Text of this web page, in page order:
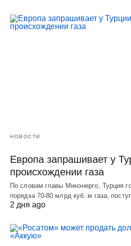
НОВОСТИ
Европа запрашивает у
происхождении газа
По словам главы Минэнерго, Турция
порядка 70-80 млрд куб. м газа,
2 дня ago